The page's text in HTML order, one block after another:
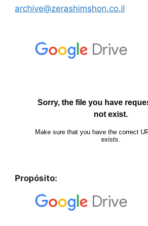
archive@zerashimshon.co.il
Propósito: